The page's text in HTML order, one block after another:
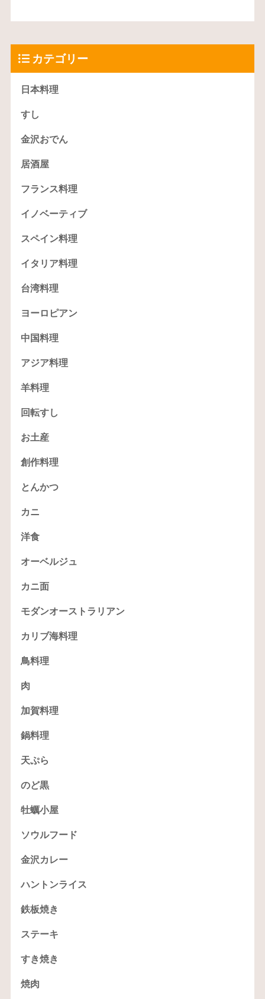
カテゴリー
日本料理
すし
金沢おでん
居酒屋
フランス料理
イノベーティブ
スペイン料理
イタリア料理
台湾料理
ヨーロピアン
中国料理
アジア料理
羊料理
回転すし
お土産
創作料理
とんかつ
カニ
洋食
オーベルジュ
カニ面
モダンオーストラリアン
カリブ海料理
鳥料理
肉
加賀料理
鍋料理
天ぷら
のど黒
牡蠣小屋
ソウルフード
金沢カレー
ハントンライス
鉄板焼き
ステーキ
すき焼き
焼肉